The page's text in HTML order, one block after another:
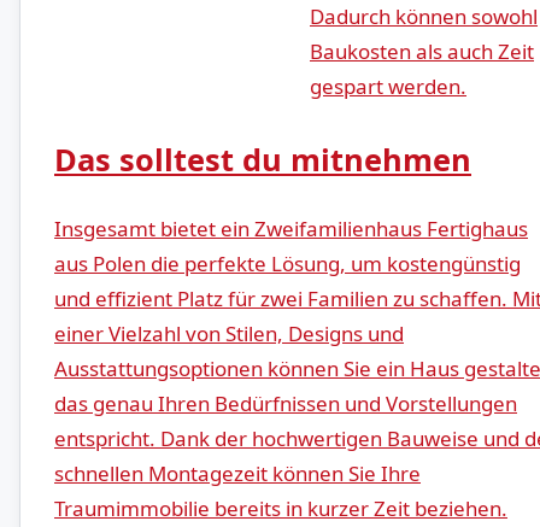
⁣Dadurch können sowohl
Baukosten als auch ⁣Zeit
gespart werden.
Das solltest du mitnehmen
Insgesamt bietet ein Zweifamilienhaus ‍Fertighaus⁤
aus Polen​ die perfekte⁢ Lösung, um ⁤kostengünstig
und ⁢effizient⁤ Platz für zwei ⁣Familien zu schaffen.‌
einer Vielzahl von Stilen, ‌Designs und
Ausstattungsoptionen ⁤können Sie ein Haus
das genau Ihren Bedürfnissen und Vorstellungen
entspricht. Dank der hochwertigen Bauweise und
schnellen Montagezeit können Sie Ihre
Traumimmobilie bereits in kurzer Zeit beziehen.